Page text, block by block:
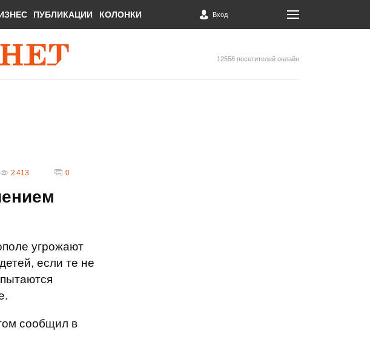
ПУБЛИКАЦИИ КОЛОНКИ Вход
12558 посетителей онлайн
2 413 0
угрожают
если те не
сообщил в